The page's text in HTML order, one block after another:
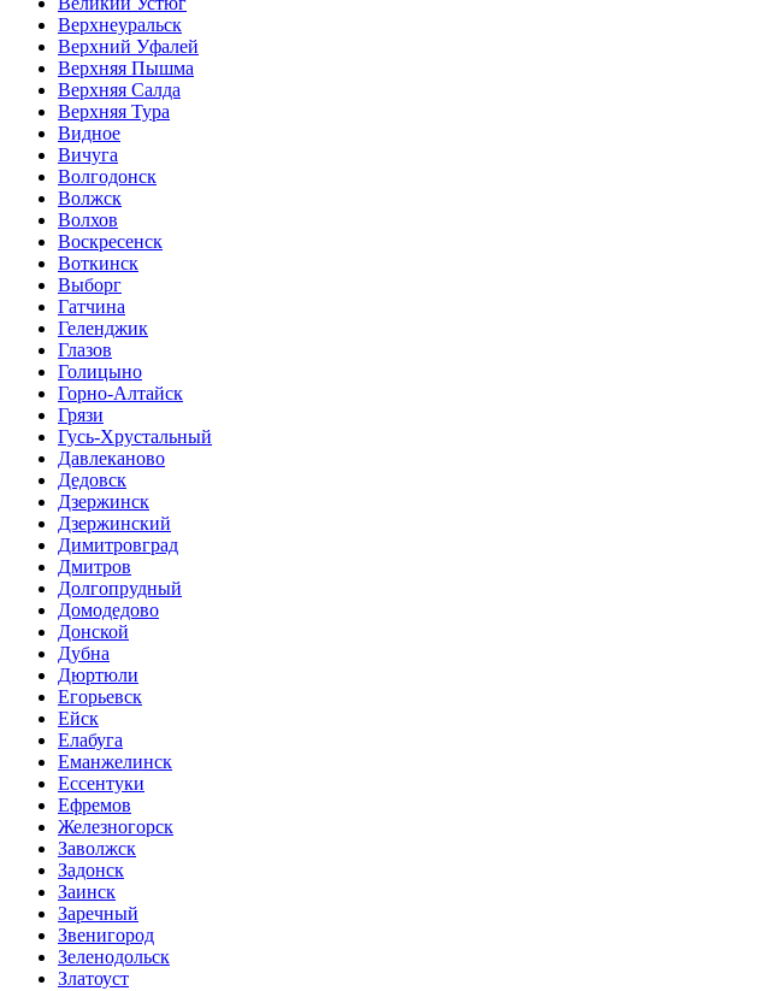
Верхнеуральск
Верхний Уфалей
Верхняя Пышма
Верхняя Салда
Верхняя Тура
Видное
Вичуга
Волгодонск
Волжск
Волхов
Воскресенск
Воткинск
Выборг
Гатчина
Геленджик
Глазов
Голицыно
Горно-Алтайск
Грязи
Гусь-Хрустальный
Давлеканово
Дедовск
Дзержинск
Дзержинский
Димитровград
Дмитров
Долгопрудный
Домодедово
Донской
Дубна
Дюртюли
Егорьевск
Ейск
Елабуга
Еманжелинск
Ессентуки
Ефремов
Железногорск
Заволжск
Задонск
Заинск
Заречный
Звенигород
Зеленодольск
Златоуст